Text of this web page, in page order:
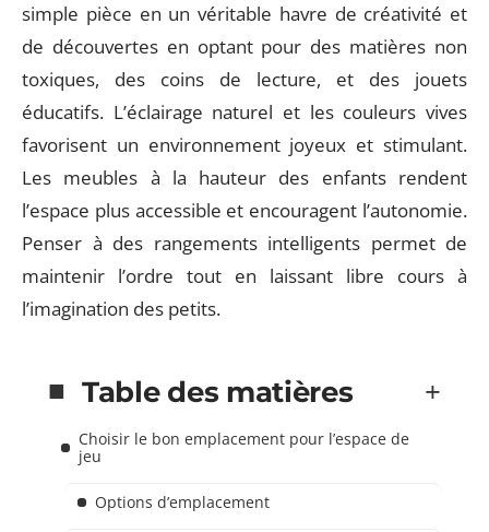
simple pièce en un véritable havre de créativité et
de découvertes en optant pour des matières non
toxiques, des coins de lecture, et des jouets
éducatifs. L’éclairage naturel et les couleurs vives
favorisent un environnement joyeux et stimulant.
Les meubles à la hauteur des enfants rendent
l’espace plus accessible et encouragent l’autonomie.
Penser à des rangements intelligents permet de
maintenir l’ordre tout en laissant libre cours à
l’imagination des petits.
Table des matières
Choisir le bon emplacement pour l’espace de
jeu
Options d’emplacement